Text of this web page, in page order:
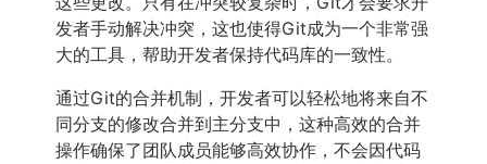
发者手动解决冲突，这也使得Git成为一个非常强
大的工具，帮助开发者保持代码库的一致性。
通过Git的合并机制，开发者可以轻松地将来自不
同分支的修改合并到主分支中，这种高效的合并
操作确保了团队成员能够高效协作，不会因代码